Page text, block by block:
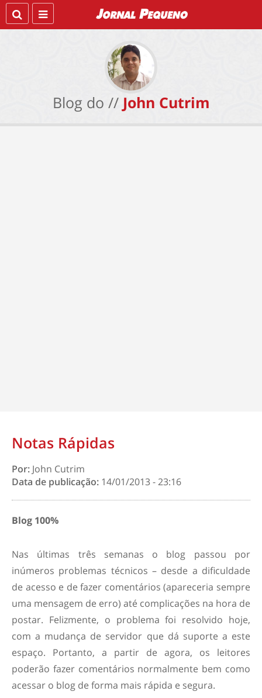
Blog do // John Cutrim
Notas Rápidas
Por: John Cutrim
Data de publicação: 14/01/2013 - 23:16
Blog 100%
Nas últimas três semanas o blog passou por
inúmeros problemas técnicos – desde a dificuldade
de acesso e de fazer comentários (apareceria sempre
uma mensagem de erro) até complicações na hora de
postar. Felizmente, o problema foi resolvido hoje,
com a mudança de servidor que dá suporte a este
espaço. Portanto, a partir de agora, os leitores
poderão fazer comentários normalmente bem como
acessar o blog de forma mais rápida e segura.